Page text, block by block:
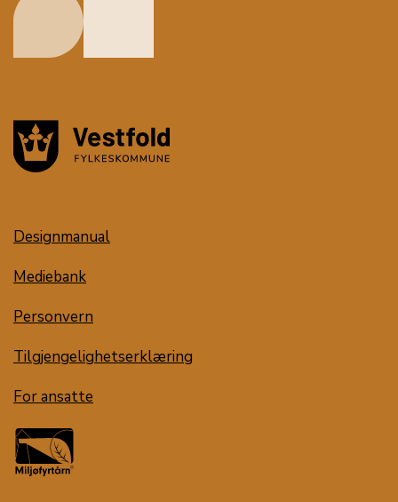
Designmanual
Mediebank
Personvern
Tilgjengelighetserklæring
For ansatte